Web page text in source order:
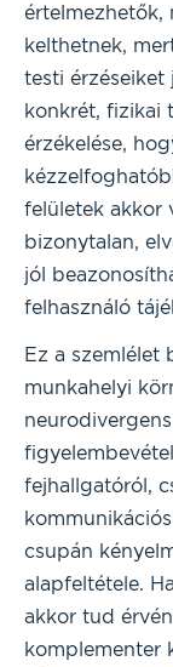
értelmezhetők,
kelthetnek,
testi érzéseiket
konkrét, fizikai
érzékelése,
felületek akkor
bizonytalan,
jól
felhasználó
Ez a szemlélet
munkahelyi
fejhallgatóról,
csupán
alapfeltétele.
akkor tud
komplementer